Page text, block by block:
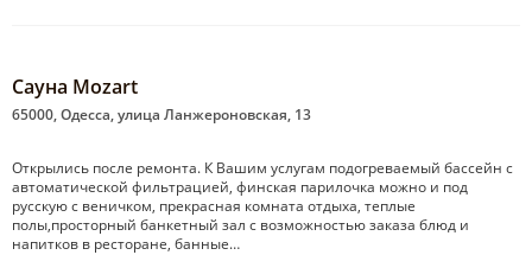
Сауна Mozart
65000, Одесса, улица Ланжероновская, 13
Открылись после ремонта. К Вашим услугам подогреваемый бассейн с
автоматической фильтрацией, финская парилочка можно и под
русскую с веничком, прекрасная комната отдыха, теплые
полы,просторный банкетный зал с возможностью заказа блюд и
напитков в ресторане, банные…